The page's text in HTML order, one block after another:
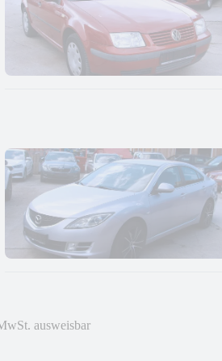
ausweisbar